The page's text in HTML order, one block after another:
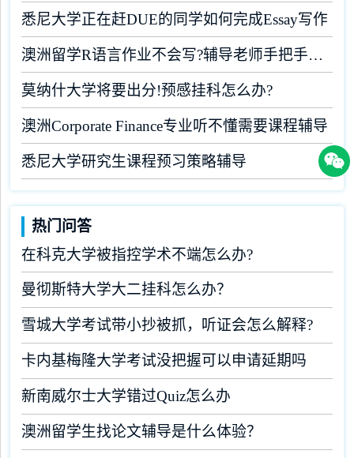
悉尼大学正在赶DUE的同学如何完成Essay写作
澳洲留学R语言作业不会写?辅导老师手把手教学
莫纳什大学将要出分!预感挂科怎么办?
澳洲Corporate Finance专业听不懂需要课程辅导
悉尼大学研究生课程预习策略辅导
热门问答
在科克大学被指控学术不端怎么办?
曼彻斯特大学大二挂科怎么办？
雪城大学考试带小抄被抓，听证会怎么解释?
卡内基梅隆大学考试没把握可以申请延期吗
新南威尔士大学错过Quiz怎么办
澳洲留学生找论文辅导是什么体验？